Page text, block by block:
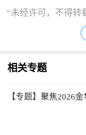
“未经许可，不得转
相关专题
【专题】聚焦2026